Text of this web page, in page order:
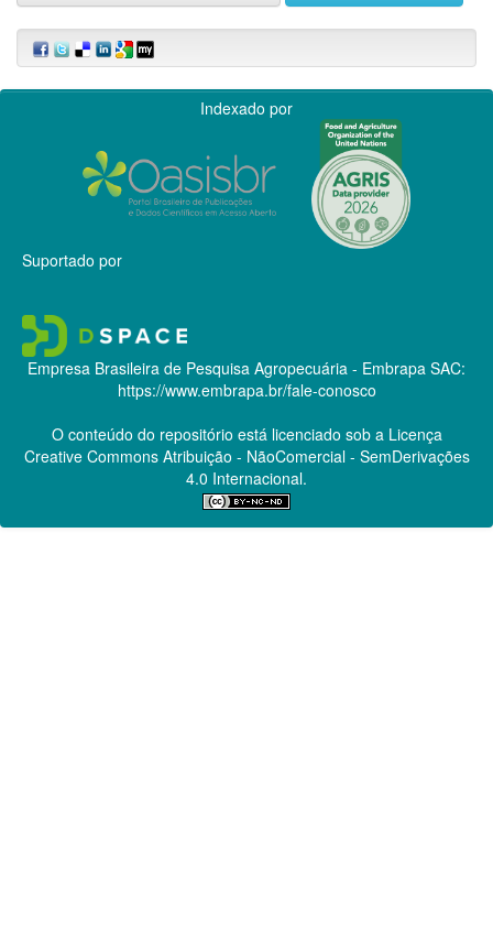
Indexado por
Suportado por
Empresa Brasileira de Pesquisa Agropecuária - Embrapa SAC:
https://www.embrapa.br/fale-conosco
O conteúdo do repositório está licenciado sob a Licença
Creative CommonsAtribuição - NãoComercial - SemDerivações
4.0 Internacional.